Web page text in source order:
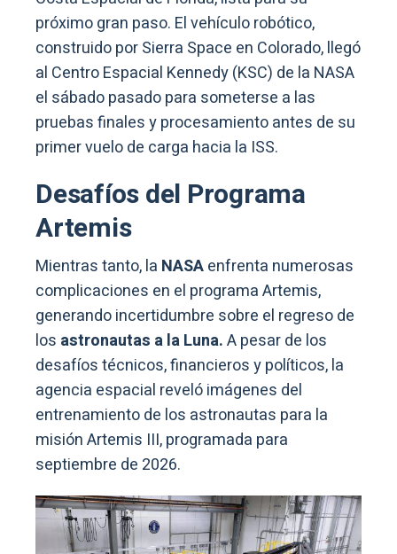
próximo gran paso. El vehículo robótico,
construido por Sierra Space en Colorado, llegó
al Centro Espacial Kennedy (KSC) de la NASA
el sábado pasado para someterse a las
pruebas finales y procesamiento antes de su
primer vuelo de carga hacia la ISS.
Desafíos del Programa
Artemis
Mientras tanto, la NASAenfrenta numerosas
complicaciones en el programa Artemis,
generando incertidumbre sobre el regreso de
los astronautas a la Luna.A pesar de los
desafíos técnicos, financieros y políticos, la
agencia espacial reveló imágenes del
entrenamiento de los astronautas para la
misión Artemis III, programada para
septiembre de 2026.